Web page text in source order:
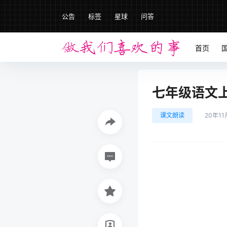
公告 标签 星球 问答
首页
七年级语文
课文朗读 20年11